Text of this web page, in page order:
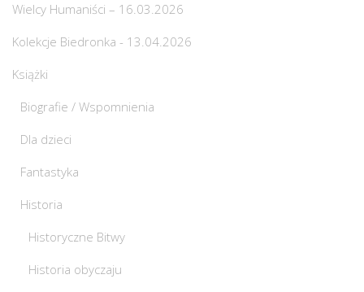
Wielcy Humaniści – 16.03.2026
Kolekcje Biedronka - 13.04.2026
Książki
Biografie / Wspomnienia
Dla dzieci
Fantastyka
Historia
Historyczne Bitwy
Historia obyczaju